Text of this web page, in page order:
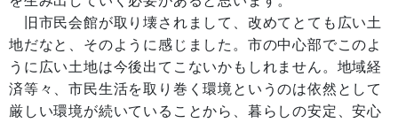
旧市民会館が取り壊されまして、改めてとても広い土
地だなと、そのように感じました。市の中心部でこのよ
うに広い土地は今後出てこないかもしれません。地域経
済等々、市民生活を取り巻く環境というのは依然として
厳しい環境が続いていることから、暮らしの安定、安心